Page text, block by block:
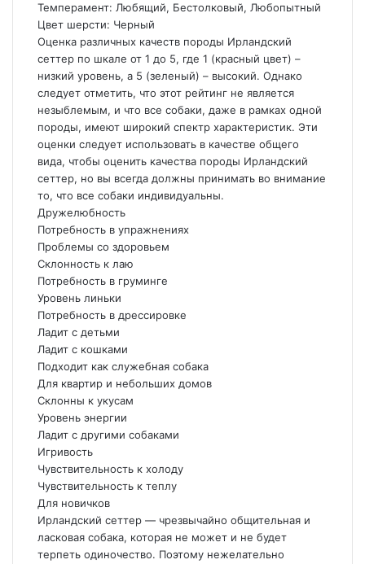
Темперамент: Любящий, Бестолковый, Любопытный
Цвет шерсти: Черный
Оценка различных качеств породы Ирландский
сеттер по шкале от 1 до 5, где 1 (красный цвет) –
низкий уровень, а 5 (зеленый) – высокий. Однако
следует отметить, что этот рейтинг не является
незыблемым, и что все собаки, даже в рамках одной
породы, имеют широкий спектр характеристик. Эти
оценки следует использовать в качестве общего
вида, чтобы оценить качества породы Ирландский
сеттер, но вы всегда должны принимать во внимание
то, что все собаки индивидуальны.
Дружелюбность
Потребность в упражнениях
Проблемы со здоровьем
Склонность к лаю
Потребность в груминге
Уровень линьки
Потребность в дрессировке
Ладит с детьми
Ладит с кошками
Подходит как служебная собака
Для квартир и небольших домов
Склонны к укусам
Уровень энергии
Ладит с другими собаками
Игривость
Чувствительность к холоду
Чувствительность к теплу
Для новичков
Ирландский сеттер — чрезвычайно общительная и
ласковая собака, которая не может и не будет
терпеть одиночество. Поэтому нежелательно